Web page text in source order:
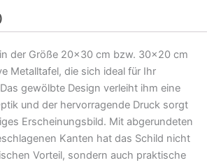
der Größe 20×30 cm bzw. 30×20 cm
Metalltafel, die sich ideal für Ihr
gewölbte Design verleiht ihm eine
und der hervorragende Druck sorgt
Erscheinungsbild. Mit abgerundeten
Kanten hat das Schild nicht
Vorteil, sondern auch praktische